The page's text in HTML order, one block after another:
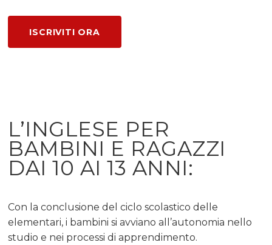
ISCRIVITI ORA
L’INGLESE PER
BAMBINI E RAGAZZI
DAI 10 AI 13 ANNI:
Con la conclusione del ciclo scolastico delle
elementari, i bambini si avviano all’autonomia nello
studio e nei processi di apprendimento.